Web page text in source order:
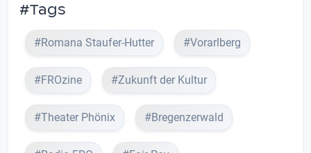
#Tags
#Romana Staufer-Hutter #Vorarlberg
#FROzine #Zukunft der Kultur
#Theater Phönix #Bregenzerwald